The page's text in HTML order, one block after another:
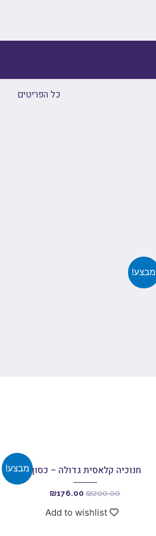
כל הפריטים
מבצע!
מבצע!חנוכיה קלאסית גדולה – כסוף
₪200.00
₪176.00
Add to wishlist